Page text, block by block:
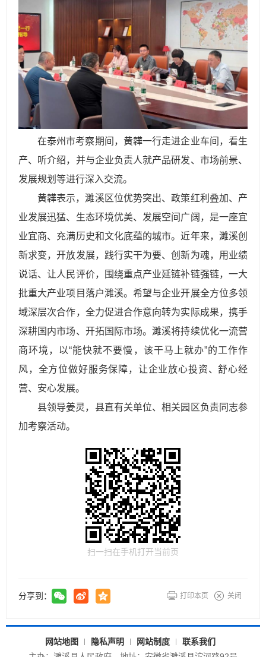
在泰州市考察期间，黄韡一行走进企业车间，看生
产、听介绍，并与企业负责人就产品研发、市场前景、
发展规划等进行深入交流。
黄韡表示，濉溪区位优势突出、政策红利叠加、产
业发展迅猛、生态环境优美、发展空间广阔，是一座宜
业宜商、充满历史和文化底蕴的城市。近年来，濉溪创
新求变，开放发展，践行实干为要、创新为魂，用业绩
说话、让人民评价，围绕重点产业延链补链强链，一大
批重大产业项目落户濉溪。希望与企业开展全方位多领
域深层次合作，全力促进合作意向转为实际成果，携手
深耕国内市场、开拓国际市场。濉溪将持续优化一流营
商环境，以“能快就不要慢，该干马上就办”的工作作
风，全方位做好服务保障，让企业放心投资、舒心经
营、安心发展。
县领导姜灵，县直有关单位、相关园区负责同志参
加考察活动。
扫一扫在手机打开当前页
分享到： 打印本页 关闭
网站地图 隐私声明 网站制度
联系我们